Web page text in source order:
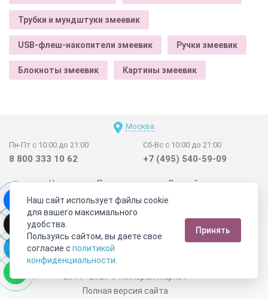
Трубки и мундштуки змеевик
USB-флеш-накопители змеевик Ручки змеевик
Блокноты змеевик Картины змеевик
Москва
Пн-Пт с 10:00 до 21:00
8 800 333 10 62
Сб-Вс с 10:00 до 21:00
+7 (495) 540-59-09
Новинки Поставщикам
Личный счет
Договор-оферта
О нас
Наши магазины
Отзывы покупателей
Сертификаты
Статьи
Обратная связь
Видео о камнях СОУТ
Телеграм
Max
2011 - 2026©Минерал Маркет
Полная версия сайта
Наш сайт использует файлы cookie
для вашего максимального
удобства.
Пользуясь сайтом, вы даете свое
согласие с политикой
конфиденциальности
Принять